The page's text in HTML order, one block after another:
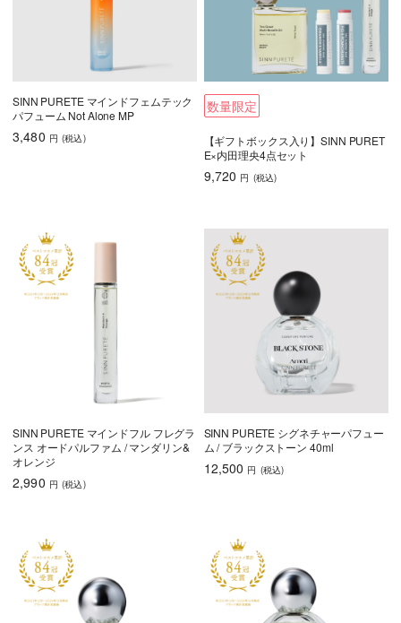
SINN PURETE マインドフェムテック
パフューム Not Alone MP
3,480 円 (税込)
数量限定
【ギフトボックス入り】SINN PURET
E×内田理央4点セット
9,720 円 (税込)
SINN PURETE マインドフル フレグラ
ンス オードパルファム / マンダリン&
オレンジ
2,990 円 (税込)
SINN PURETE シグネチャーパフュー
ム / ブラックストーン 40ml
12,500 円 (税込)